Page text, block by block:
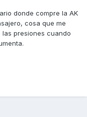
donde compre la AK
cosa que me
presiones cuando